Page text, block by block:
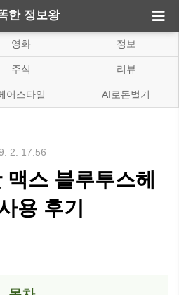
한 정보왕
영화 정보
주식 리뷰
어스타일 AI로돈벌기
2. 17:56
스 블루투스헤
용 후기